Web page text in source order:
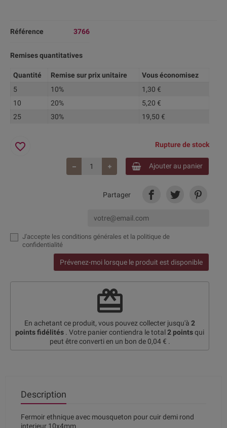
Référence 3766
Remises quantitatives
Quantité Remise sur prix unitaire
Vous économisez
5
10%
1,30 €
10
20%
5,20 €
25
30% 19,50 €
Rupture de stock
Ajouter au panier
favorite_border
Partager
J'accepte les conditions générales et la politique de
confidentialité
Prévenez-moi lorsque le produit est disponible
redeem
En achetant ce produit, vous pouvez collecter jusqu'à 2
points fidélités . Votre panier contiendra le total 2 pointsqui
peut être converti en un bon de 0,04 € .
Description
Fermoir ethnique avec mousqueton pour cuir demi rond
interieur 10x4mm